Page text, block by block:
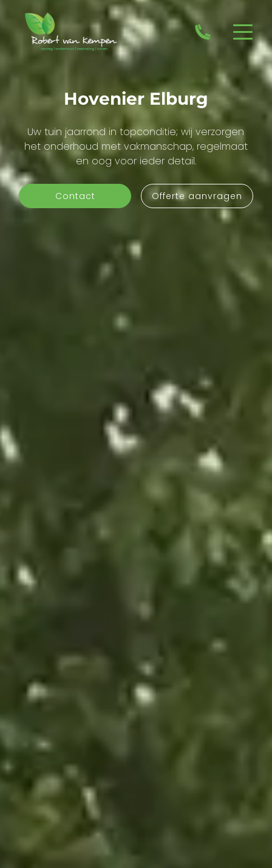
Hovenier Elburg
Uw tuin jaarrond in topconditie; wij verzorgen
het onderhoud met vakmanschap, regelmaat
en oog voor ieder detail.
Contact Offerte aanvragen